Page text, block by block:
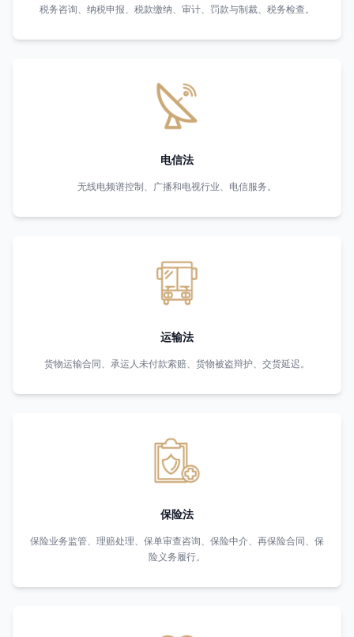
税务咨询、纳税申报、税款缴纳、审计、罚款与制裁、税务检查。
电信法
无线电频谱控制、广播和电视行业、电信服务。
运输法
货物运输合同、承运人未付款索赔、货物被盗辩护、交货延迟。
保险法
保险业务监管、理赔处理、保单审查咨询、保险中介、再保险合同、保
险义务履行。